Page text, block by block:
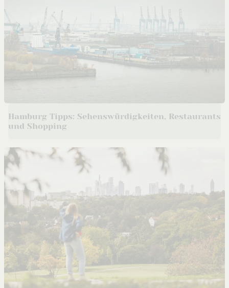
Hamburg Tipps: Sehenswürdigkeiten, Restaurants
und Shopping